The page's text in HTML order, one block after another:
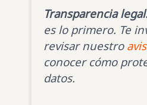
Transparencia
es lo primero. Te
revisar nuestro
conocer cómo
datos.